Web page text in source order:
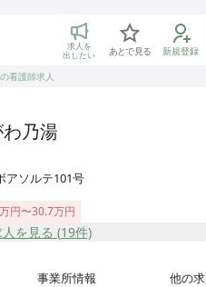
求人を
出したい あとで見る 新規登録
看護師求人
乃湯
アソルテ101号
円〜30.7万円
を見る (19件)
事業所情報 他の求